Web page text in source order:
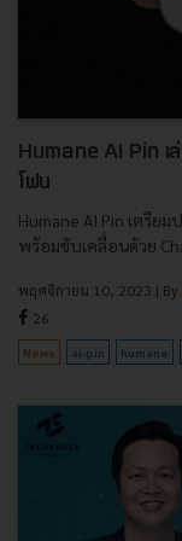
Humane AI Pin เล่
โฟน
Humane AI Pin เตรีย
พร้อมขับเคลื่อนด้วย
พฤศจิกายน 10, 2023 | By
26
News ai-pin humane